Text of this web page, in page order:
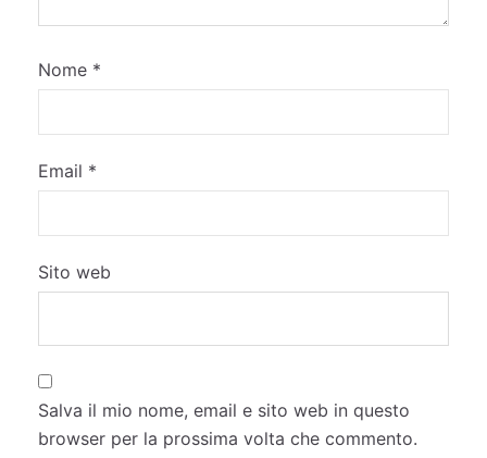
Nome *
Email *
Sito web
Salva il mio nome, email e sito web in questo
browser per la prossima volta che commento.